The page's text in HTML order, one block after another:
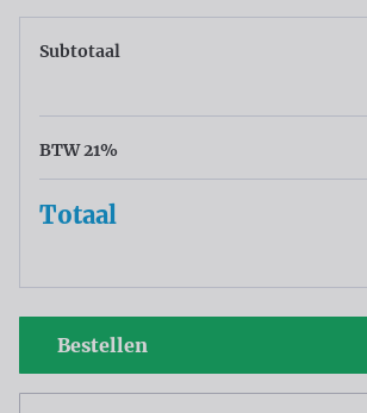
Subtotaal
BTW 21%
Totaal
Bestellen